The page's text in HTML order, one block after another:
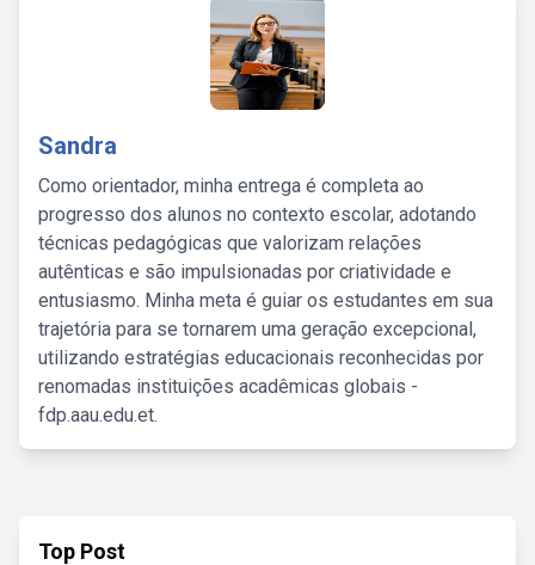
Sandra
Como orientador, minha entrega é completa ao
progresso dos alunos no contexto escolar, adotando
técnicas pedagógicas que valorizam relações
autênticas e são impulsionadas por criatividade e
entusiasmo. Minha meta é guiar os estudantes em sua
trajetória para se tornarem uma geração excepcional,
utilizando estratégias educacionais reconhecidas por
renomadas instituições acadêmicas globais -
fdp.aau.edu.et.
Top Post